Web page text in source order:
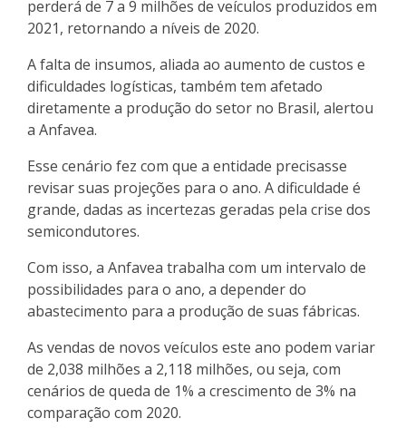
perderá de 7 a 9 milhões de veículos produzidos em
2021, retornando a níveis de 2020.
A falta de insumos, aliada ao aumento de custos e
dificuldades logísticas, também tem afetado
diretamente a produção do setor no Brasil, alertou
a Anfavea.
Esse cenário fez com que a entidade precisasse
revisar suas projeções para o ano. A dificuldade é
grande, dadas as incertezas geradas pela crise dos
semicondutores.
Com isso, a Anfavea trabalha com um intervalo de
possibilidades para o ano, a depender do
abastecimento para a produção de suas fábricas.
As vendas de novos veículos este ano podem variar
de 2,038 milhões a 2,118 milhões, ou seja, com
cenários de queda de 1% a crescimento de 3% na
comparação com 2020.